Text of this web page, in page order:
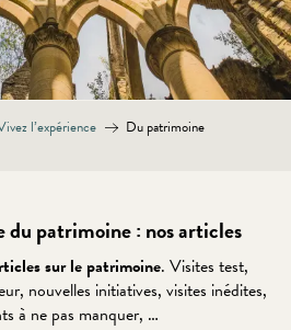
l’expérience Du patrimoine
du patrimoine : nos articles
sur le patrimoine. Visites test,
nouvelles initiatives, visites inédites,
à ne pas manquer, …